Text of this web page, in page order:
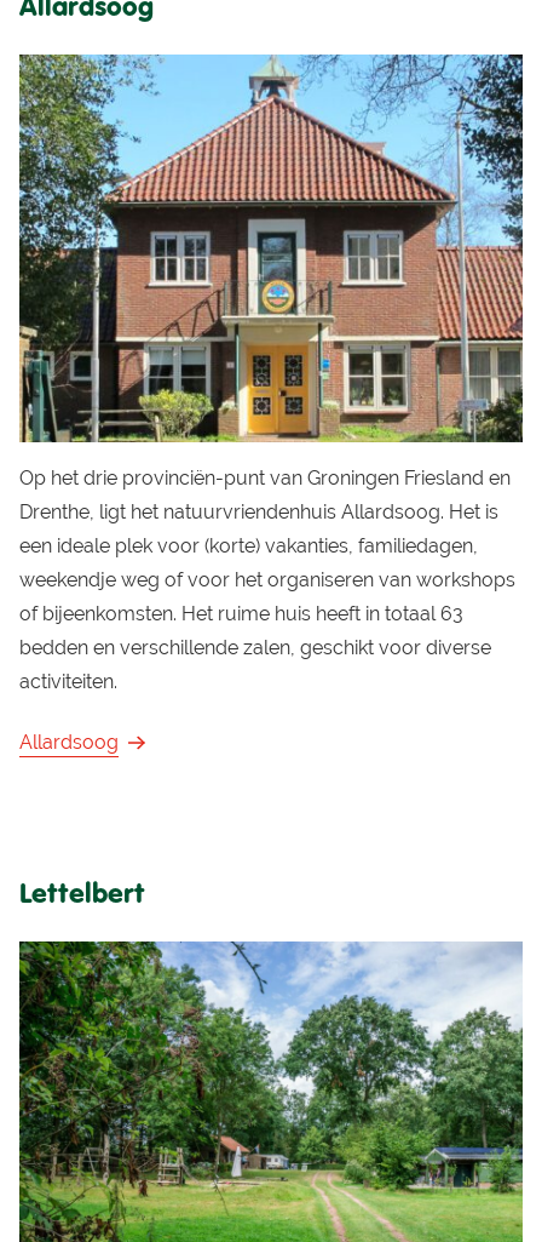
Op het drie provinciën-punt van Groningen Friesland en
Drenthe, ligt het natuurvriendenhuis Allardsoog. Het is
een ideale plek voor (korte) vakanties, familiedagen,
weekendje weg of voor het organiseren van workshops
of bijeenkomsten. Het ruime huis heeft in totaal 63
bedden en verschillende zalen, geschikt voor diverse
activiteiten.
Allardsoog
Lettelbert